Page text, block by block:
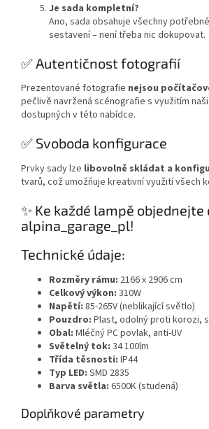
Je sada kompletní?
Ano, sada obsahuje všechny
sestavení – není třeba nic dokupovat.
✅ Autentičnost fotografií
Prezentované fotografie nejsou
pečlivě navržená scénografie s využitím
dostupných v této nabídce.
✅ Svoboda konfigurace
Prvky sady lze libovolně skládat a
tvarů, což umožňuje kreativní využití všech
✨ Ke každé lampě objednejte
alpina_garage_pl!
Technické údaje:
Rozměry rámu: 2166 x 2906 cm
Celkový výkon: 310W
Napětí: 85-265V (neblikající světlo)
Pouzdro: Plast, odolný proti korozi,
Obal: Mléčný PC povlak, anti-UV
Světelný tok: 34 100lm
Třída těsnosti: IP44
Typ LED: SMD 2835
Barva světla: 6500K (studená)
Doplňkové parametry